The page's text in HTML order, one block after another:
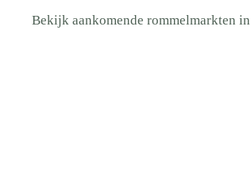
Bekijk aankomende rommelmarkten